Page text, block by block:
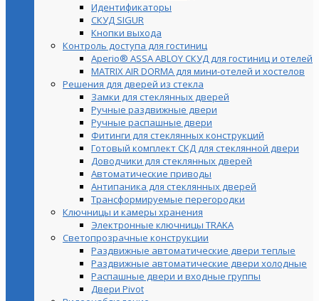
Идентификаторы
СКУД SIGUR
Кнопки выхода
Контроль доступа для гостиниц
Aperio® ASSA ABLOY СКУД для гостиниц и отелей
MATRIX AIR DORMA для мини-отелей и хостелов
Решения для дверей из стекла
Замки для стеклянных дверей
Ручные раздвижные двери
Ручные распашные двери
Фитинги для стеклянных конструкций
Готовый комплект СКД для стеклянной двери
Доводчики для стеклянных дверей
Автоматические приводы
Антипаника для стеклянных дверей
Трансформируемые перегородки
Ключницы и камеры хранения
Электронные ключницы TRAKA
Светопрозрачные конструкции
Раздвижные автоматические двери теплые
Раздвижные автоматические двери холодные
Распашные двери и входные группы
Двери Pivot